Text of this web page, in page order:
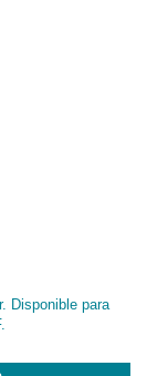
Disponible para